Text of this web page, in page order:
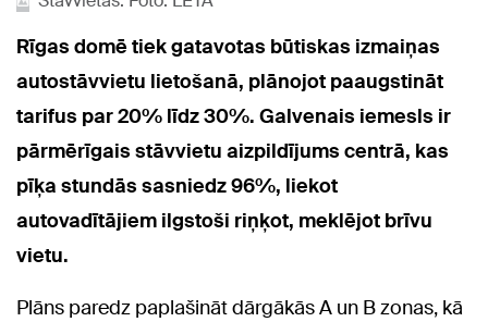
Rīgas domē tiek gatavotas būtiskas izmaiņas
autostāvvietu lietošanā, plānojot paaugstināt
tarifus par 20% līdz 30%. Galvenais iemesls ir
pārmērīgais stāvvietu aizpildījums centrā, kas
pīķa stundās sasniedz 96%, liekot
autovadītājiem ilgstoši riņķot, meklējot brīvu
vietu.
Plāns paredz paplašināt dārgākās A un B zonas, kā